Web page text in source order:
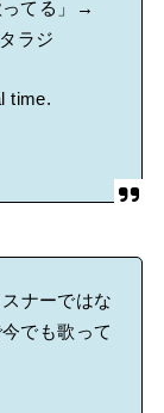
ってる」→
ラジ
time.
ナーではな
でも歌って